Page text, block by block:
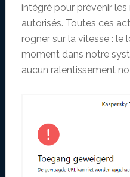
intégré pour prévenir
autorisés. Toutes ces
rogner sur la vitesse : le
moment dans notre
aucun ralentissement